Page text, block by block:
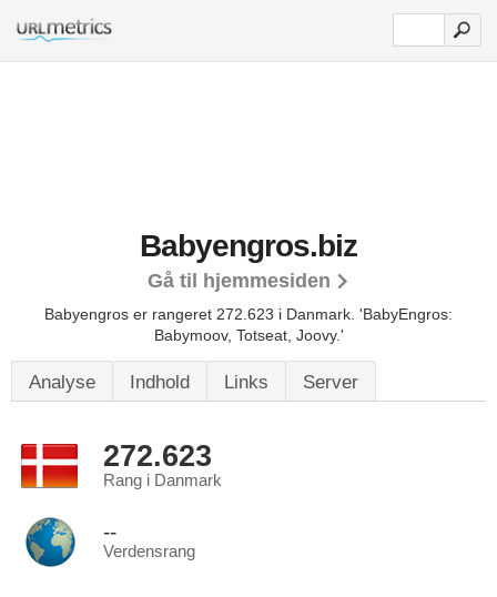
Babyengros.biz
Gå til hjemmesiden
Babyengros er rangeret 272.623 i Danmark. 'BabyEngros:
Babymoov, Totseat, Joovy.'
Analyse Indhold Links Server
272.623
Rang i Danmark
--
Verdensrang